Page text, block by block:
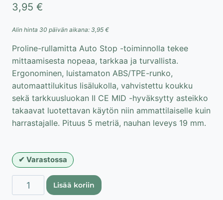
3,95 €
Alin hinta 30 päivän aikana: 3,95 €
Proline-rullamitta Auto Stop -toiminnolla tekee
mittaamisesta nopeaa, tarkkaa ja turvallista.
Ergonominen, luistamaton ABS/TPE-runko,
automaattilukitus lisälukolla, vahvistettu koukku
sekä tarkkuusluokan II CE MID -hyväksytty asteikko
takaavat luotettavan käytön niin ammattilaiselle kuin
harrastajalle. Pituus 5 metriä, nauhan leveys 19 mm.
Varastossa
Proline
rullamitta
Lisää koriin